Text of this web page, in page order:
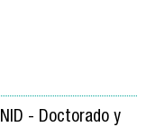
- Doctorado y